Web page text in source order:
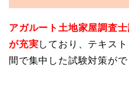
アガルート土地家屋調査
が充実しており、テキス
間で集中した試験対策がで